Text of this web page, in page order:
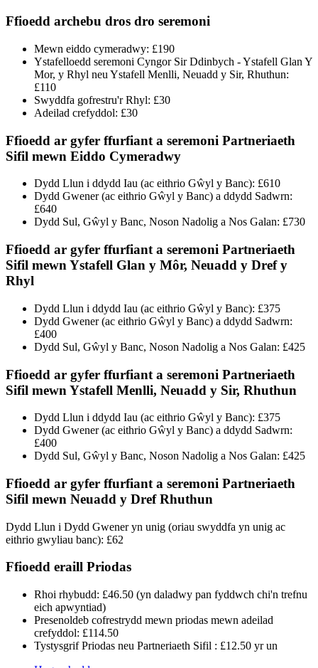
Ffioedd archebu dros dro seremoni
Mewn eiddo cymeradwy: £190
Ystafelloedd seremoni Cyngor Sir Ddinbych - Ystafell Glan Y
Mor, y Rhyl neu Ystafell Menlli, Neuadd y Sir, Rhuthun:
£110
Swyddfa gofrestru'r Rhyl: £30
Adeilad crefyddol: £30
Ffioedd ar gyfer ffurfiant a seremoni Partneriaeth
Sifil mewn Eiddo Cymeradwy
Dydd Llun i ddydd Iau (ac eithrio Gŵyl y Banc): £610
Dydd Gwener (ac eithrio Gŵyl y Banc) a ddydd Sadwrn:
£640
Dydd Sul, Gŵyl y Banc, Noson Nadolig a Nos Galan: £730
Ffioedd ar gyfer ffurfiant a seremoni Partneriaeth
Sifil mewn Ystafell Glan y Môr, Neuadd y Dref y
Rhyl
Dydd Llun i ddydd Iau (ac eithrio Gŵyl y Banc): £375
Dydd Gwener (ac eithrio Gŵyl y Banc) a ddydd Sadwrn:
£400
Dydd Sul, Gŵyl y Banc, Noson Nadolig a Nos Galan: £425
Ffioedd ar gyfer ffurfiant a seremoni Partneriaeth
Sifil mewn Ystafell Menlli, Neuadd y Sir, Rhuthun
Dydd Llun i ddydd Iau (ac eithrio Gŵyl y Banc): £375
Dydd Gwener (ac eithrio Gŵyl y Banc) a ddydd Sadwrn:
£400
Dydd Sul, Gŵyl y Banc, Noson Nadolig a Nos Galan: £425
Ffioedd ar gyfer ffurfiant a seremoni Partneriaeth
Sifil mewn Neuadd y Dref Rhuthun
Dydd Llun i Dydd Gwener yn unig (oriau swyddfa yn unig ac
eithrio gwyliau banc): £62
Ffioedd eraill Priodas
Rhoi rhybudd: £46.50 (yn daladwy pan fyddwch chi'n trefnu
eich apwyntiad)
Presenoldeb cofrestrydd mewn priodas mewn adeilad
crefyddol: £114.50
Tystysgrif Priodas neu Partneriaeth Sifil : £12.50 yr un